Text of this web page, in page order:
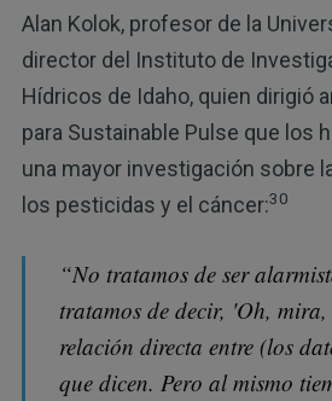
Alan Kolok, profesor de la
director del Instituto de
Hídricos de Idaho, quien dirigió
para Sustainable Pulse que los
una mayor investigación sobre
los pesticidas y el cáncer:30
“No tratamos de ser
tratamos de decir, 'Oh, mira,
relación directa entre (los
que dicen. Pero al mismo